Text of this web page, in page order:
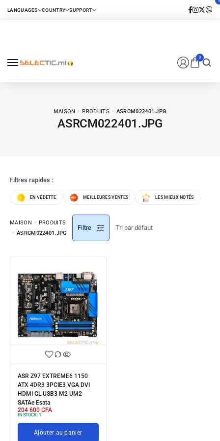
0
MAISON PRODUITS ASRCM022401.JPG
ASRCM022401.JPG
Filtres rapides :
EN VEDETTE MEILLEURES VENTES LES MIEUX NOTÉS
MAISON
PRODUITS
ASRCM022401.JPG
Filtre
ASR Z97 EXTREME6 1150
ATX 4DR3 3PCIE3 VGA DVI
HDMI GL USB3 M2 UM2
SATAe Esata
204 600 CFA
IN STOCK: 1
Ajouter au panier